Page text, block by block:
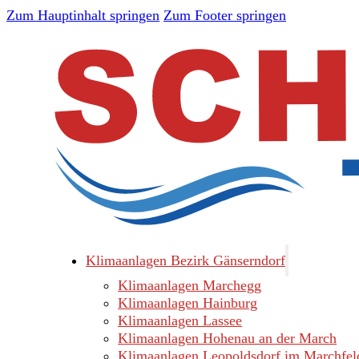
Zum Hauptinhalt springen Zum Footer springen
Klimaanlagen Bezirk Gänserndorf
Klimaanlagen Marchegg
Klimaanlagen Hainburg
Klimaanlagen Lassee
Klimaanlagen Hohenau an der March
Klimaanlagen Leopoldsdorf im